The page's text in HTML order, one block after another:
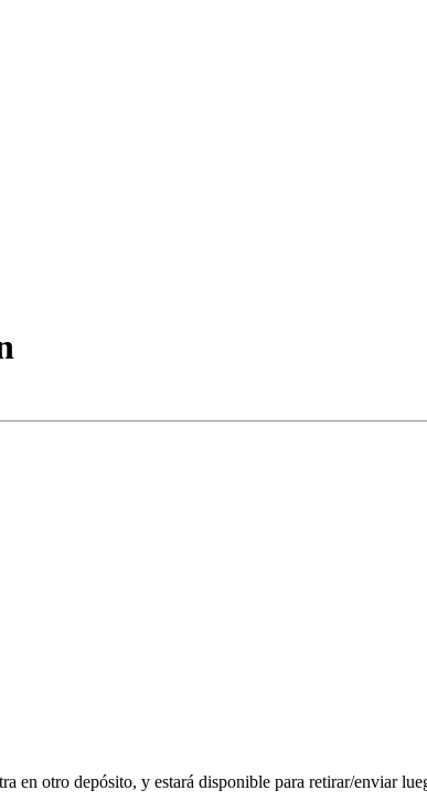
en otro depósito, y estará disponible para retirar/enviar